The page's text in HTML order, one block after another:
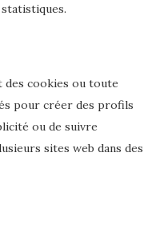
cookies ou toute
pour créer des profils
ou de suivre
sites web dans des